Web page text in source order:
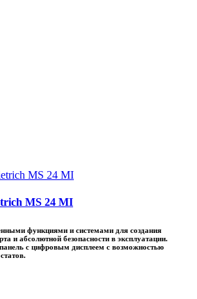
MS 24 MI
функциями и системами для создания
и абсолютной безопасности в эксплуатации.
с цифровым дисплеем с возможностью